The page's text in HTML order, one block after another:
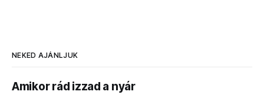
NEKED AJÁNLJUK
Amikor rád izzad a nyár